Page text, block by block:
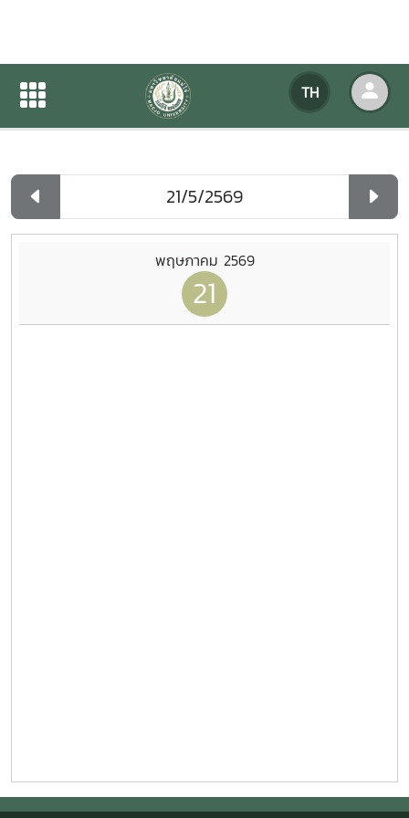
TH
ปฏิทินกิจกรรมของหน่วยงาน
ปฏิทินกิจกรรมของหน่วยงาน
พฤษภาคม 2569
21